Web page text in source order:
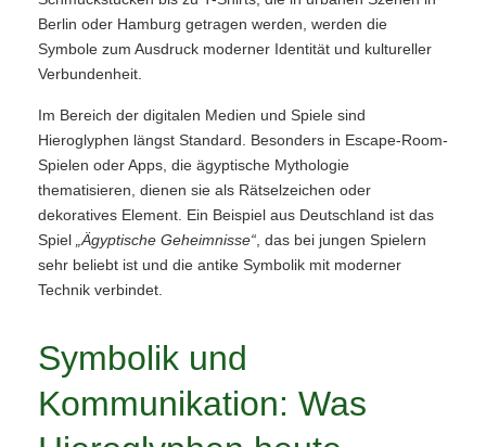
Berlin oder Hamburg getragen werden, werden die
Symbole zum Ausdruck moderner Identität und kultureller
Verbundenheit.
Im Bereich der digitalen Medien und Spiele sind
Hieroglyphen längst Standard. Besonders in Escape-Room-
Spielen oder Apps, die ägyptische Mythologie
thematisieren, dienen sie als Rätselzeichen oder
dekoratives Element. Ein Beispiel aus Deutschland ist das
Spiel „Ägyptische Geheimnisse“ , das bei jungen Spielern
sehr beliebt ist und die antike Symbolik mit moderner
Technik verbindet.
Symbolik und
Kommunikation: Was